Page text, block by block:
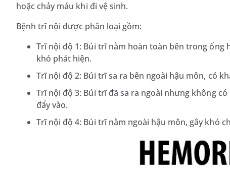
hoặc chảy máu khi đi vệ sinh.
Bệnh trĩ nội được phân loại gồm:
Trĩ nội độ 1: Búi trĩ nằm hoàn toàn bên trong ống
khó phát hiện.
Trĩ nội độ 2: Búi trĩ sa ra bên ngoài hậu môn, có
Trĩ nội độ 3: Búi trĩ đã sa ra ngoài nhưng không
đẩy vào.
Trĩ nội độ 4: Búi trĩ nằm ngoài hậu môn, gây khó